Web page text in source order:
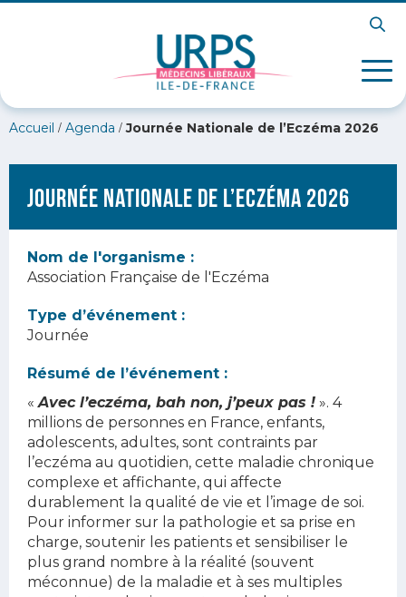
Accueil / Agenda /Journée Nationale de l’Eczéma 2026
Journée Nationale de l’Eczéma 2026
Nom de l'organisme :
Association Française de l'Eczéma
Type d’événement :
Journée
Résumé de l’événement :
«Avec l’eczéma, bah non, j’peux pas ! ». 4
millions de personnes en France, enfants,
adolescents, adultes, sont contraints par
l’eczéma au quotidien, cette maladie chronique
complexe et affichante, qui affecte
durablement la qualité de vie et l’image de soi.
Pour informer sur la pathologie et sa prise en
charge, soutenir les patients et sensibiliser le
plus grand nombre à la réalité (souvent
méconnue) de la maladie et à ses multiples